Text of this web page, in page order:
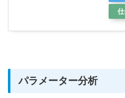
パラメーター分析